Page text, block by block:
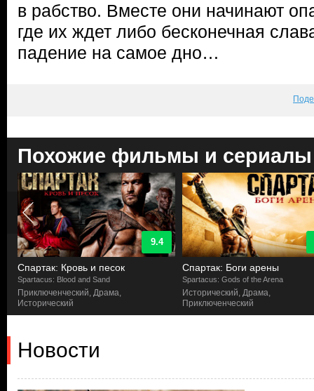
в рабство. Вместе они начинают
где их ждет либо бесконечная
падение на самое дно…
Похожие фильмы и сериалы
9.4
Спартак: Кровь и песок
Spartacus: Blood and Sand
Приключенческий, Драма,
Исторический
Спартак: Боги арены
Spartacus: Gods of the Arena
Исторический, Драма,
Приключенческий
Новости